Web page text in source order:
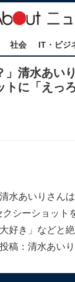
社会 IT・ビジ
」清水あい
トに「えっ
水あいりさん
クシーショット
好き」などと
稿：清水あい